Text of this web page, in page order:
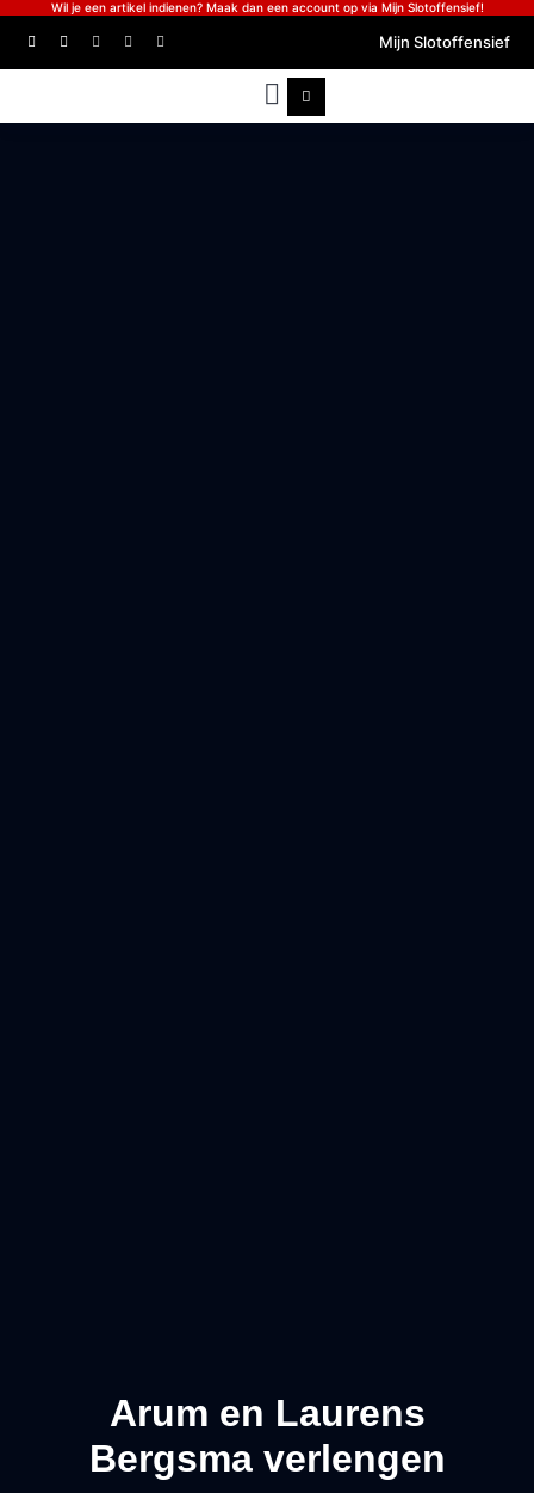
Wil je een artikel indienen? Maak dan een account op via Mijn Slotoffensief!
Mijn Slotoffensief
Arum en Laurens
Bergsma verlengen